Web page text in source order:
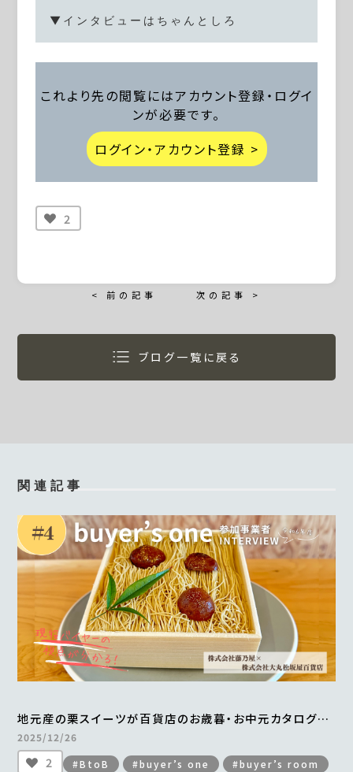
▼インタビューはちゃんとしろ
これより先の閲覧にはアカウント登録・ログイ
ンが必要です。
ログイン・アカウント登録 >
2
< 前の記事 次の記事 >
ブログ一覧に戻る
関連記事
地元産の栗スイーツが百貨店のお歳暮・お中元カタログに
掲載され、年間700万円以上の売上を実現
＜from buyer’s one＞
2025/12/26
2 #BtoB #buyer’s one
#buyer’s room